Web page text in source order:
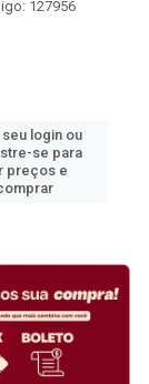
127956
seu login ou
se para
preços e